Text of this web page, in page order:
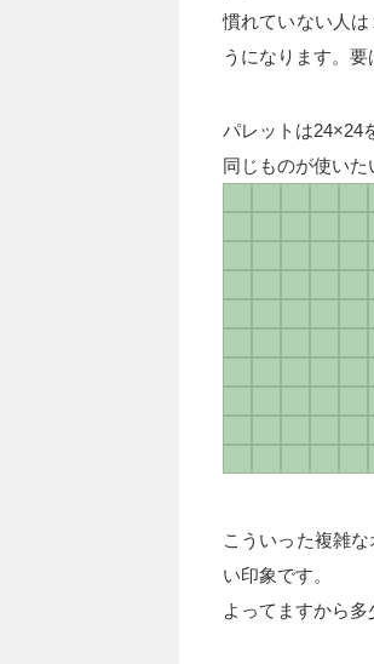
慣れていない人
うになります。要
パレットは24×24
同じものが使いた
こういった複雑
い印象です。
よってますから